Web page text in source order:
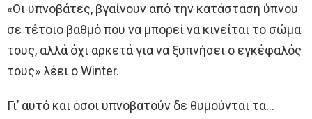
«Οι υπνοβάτες, βγαίνουν από την κατάσταση ύπνου
σε τέτοιο βαθμό που να μπορεί να κινείται το σώμα
τους, αλλά όχι αρκετά για να ξυπνήσει ο εγκέφαλός
τους» λέει ο Winter.
Γι’ αυτό και όσοι υπνοβατούν δε θυμούνται τα…